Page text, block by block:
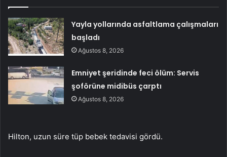
Yayla yollarında asfaltlama çalışmaları
başladı
Ağustos 8, 2026
Emniyet şeridinde feci ölüm: Servis
şoförüne midibüs çarptı
Ağustos 8, 2026
Hilton, uzun süre tüp bebek tedavisi gördü.